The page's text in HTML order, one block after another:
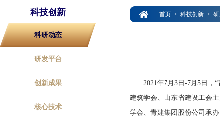
科技创新
科研动态
研发平台
创新成果
核心技术
首页 > 科技创新 >
2021年7月3日-7月5日，“
建筑学会、山东省建设工会
学会、青建集团股份公司承